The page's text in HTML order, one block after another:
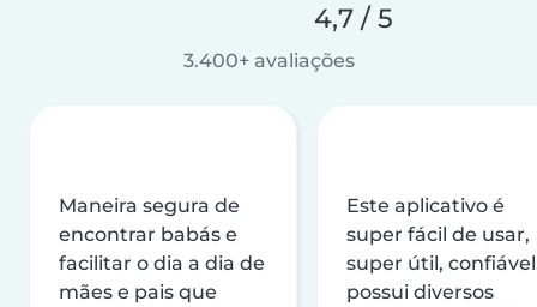
4,7 / 5
3.400+ avaliações
Maneira segura de
encontrar babás e
facilitar o dia a dia de
mães e pais que
Este aplicativo é
super fácil de usar,
super útil,
possui diversos